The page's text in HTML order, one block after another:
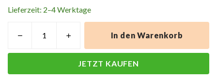
Lieferzeit: 2–4 Werktage
In den Warenkorb
JETZT KAUFEN